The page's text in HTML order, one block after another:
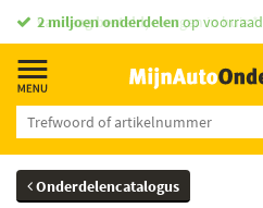
vandaag besteld,morgen in huis *
2 miljoen onderdelenop voorraad
Onderdelencatalogus